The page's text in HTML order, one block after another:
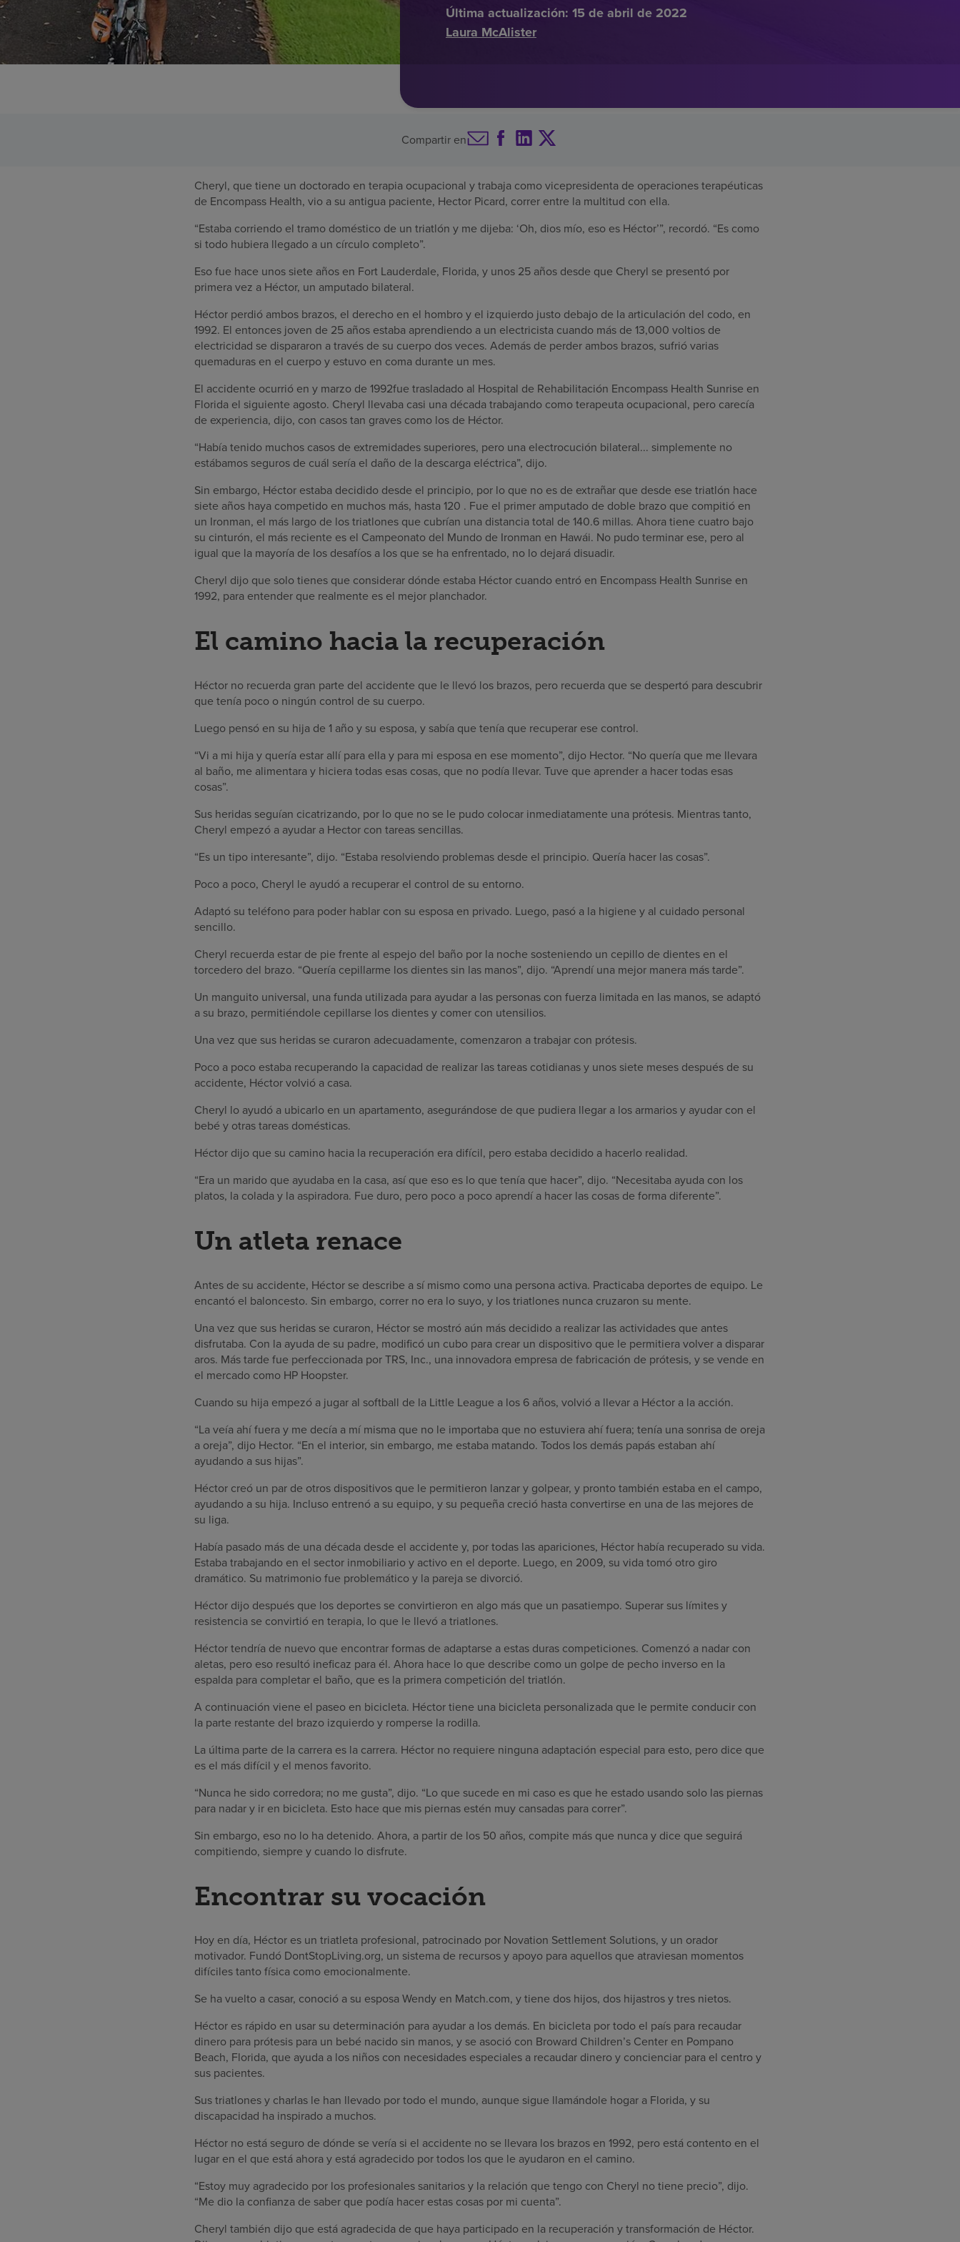
Última actualización: 15 de abril de 2022
Laura McAlister
Compartir en
Cheryl, que tiene un doctorado en terapia ocupacional y trabaja como vicepresidenta de operaciones terapéuticas
de Encompass Health, vio a su antigua paciente, Hector Picard, correr entre la multitud con ella.
“Estaba corriendo el tramo doméstico de un triatlón y me dijeba: ‘Oh, dios mío, eso es Héctor’”, recordó. “Es como
si todo hubiera llegado a un círculo completo”.
Eso fue hace unos siete años en Fort Lauderdale, Florida, y unos 25 años desde que Cheryl se presentó por
primera vez a Héctor, un amputado bilateral.
Héctor perdió ambos brazos, el derecho en el hombro y el izquierdo justo debajo de la articulación del codo, en
1992. El entonces joven de 25 años estaba aprendiendo a un electricista cuando más de 13,000 voltios de
electricidad se dispararon a través de su cuerpo dos veces. Además de perder ambos brazos, sufrió varias
quemaduras en el cuerpo y estuvo en coma durante un mes.
El accidente ocurrió en y marzo de 1992fue trasladado al Hospital de Rehabilitación Encompass Health Sunrise en
Florida el siguiente agosto. Cheryl llevaba casi una década trabajando como terapeuta ocupacional, pero carecía
de experiencia, dijo, con casos tan graves como los de Héctor.
“Había tenido muchos casos de extremidades superiores, pero una electrocución bilateral... simplemente no
estábamos seguros de cuál sería el daño de la descarga eléctrica”, dijo.
Sin embargo, Héctor estaba decidido desde el principio, por lo que no es de extrañar que desde ese triatlón hace
siete años haya competido en muchos más, hasta 120 . Fue el primer amputado de doble brazo que compitió en
un Ironman, el más largo de los triatlones que cubrían una distancia total de 140.6 millas. Ahora tiene cuatro bajo
su cinturón, el más reciente es el Campeonato del Mundo de Ironman en Hawái. No pudo terminar ese, pero al
igual que la mayoría de los desafíos a los que se ha enfrentado, no lo dejará disuadir.
Cheryl dijo que solo tienes que considerar dónde estaba Héctor cuando entró en Encompass Health Sunrise en
1992, para entender que realmente es el mejor planchador.
El camino hacia la recuperación
Héctor no recuerda gran parte del accidente que le llevó los brazos, pero recuerda que se despertó para descubrir
que tenía poco o ningún control de su cuerpo.
Luego pensó en su hija de 1 año y su esposa, y sabía que tenía que recuperar ese control.
“Vi a mi hija y quería estar allí para ella y para mi esposa en ese momento”, dijo Hector. “No quería que me llevara
al baño, me alimentara y hiciera todas esas cosas, que no podía llevar. Tuve que aprender a hacer todas esas
cosas”.
Sus heridas seguían cicatrizando, por lo que no se le pudo colocar inmediatamente una prótesis. Mientras tanto,
Cheryl empezó a ayudar a Hector con tareas sencillas.
“Es un tipo interesante”, dijo. “Estaba resolviendo problemas desde el principio. Quería hacer las cosas”.
Poco a poco, Cheryl le ayudó a recuperar el control de su entorno.
Adaptó su teléfono para poder hablar con su esposa en privado. Luego, pasó a la higiene y al cuidado personal
sencillo.
Cheryl recuerda estar de pie frente al espejo del baño por la noche sosteniendo un cepillo de dientes en el
torcedero del brazo. “Quería cepillarme los dientes sin las manos”, dijo. “Aprendí una mejor manera más tarde”.
Un manguito universal, una funda utilizada para ayudar a las personas con fuerza limitada en las manos, se adaptó
a su brazo, permitiéndole cepillarse los dientes y comer con utensilios.
Una vez que sus heridas se curaron adecuadamente, comenzaron a trabajar con prótesis.
Poco a poco estaba recuperando la capacidad de realizar las tareas cotidianas y unos siete meses después de su
accidente, Héctor volvió a casa.
Cheryl lo ayudó a ubicarlo en un apartamento, asegurándose de que pudiera llegar a los armarios y ayudar con el
bebé y otras tareas domésticas.
Héctor dijo que su camino hacia la recuperación era difícil, pero estaba decidido a hacerlo realidad.
“Era un marido que ayudaba en la casa, así que eso es lo que tenía que hacer”, dijo. “Necesitaba ayuda con los
platos, la colada y la aspiradora. Fue duro, pero poco a poco aprendí a hacer las cosas de forma diferente”.
Un atleta renace
Antes de su accidente, Héctor se describe a sí mismo como una persona activa. Practicaba deportes de equipo. Le
encantó el baloncesto. Sin embargo, correr no era lo suyo, y los triatlones nunca cruzaron su mente.
Una vez que sus heridas se curaron, Héctor se mostró aún más decidido a realizar las actividades que antes
disfrutaba. Con la ayuda de su padre, modificó un cubo para crear un dispositivo que le permitiera volver a disparar
aros. Más tarde fue perfeccionada por TRS, Inc., una innovadora empresa de fabricación de prótesis, y se vende en
el mercado como HP Hoopster.
Cuando su hija empezó a jugar al softball de la Little League a los 6 años, volvió a llevar a Héctor a la acción.
“La veía ahí fuera y me decía a mí misma que no le importaba que no estuviera ahí fuera; tenía una sonrisa de oreja
a oreja”, dijo Hector. “En el interior, sin embargo, me estaba matando. Todos los demás papás estaban ahí
ayudando a sus hijas”.
Héctor creó un par de otros dispositivos que le permitieron lanzar y golpear, y pronto también estaba en el campo,
ayudando a su hija. Incluso entrenó a su equipo, y su pequeña creció hasta convertirse en una de las mejores de
su liga.
Había pasado más de una década desde el accidente y, por todas las apariciones, Héctor había recuperado su vida.
Estaba trabajando en el sector inmobiliario y activo en el deporte. Luego, en 2009, su vida tomó otro giro
dramático. Su matrimonio fue problemático y la pareja se divorció.
Héctor dijo después que los deportes se convirtieron en algo más que un pasatiempo. Superar sus límites y
resistencia se convirtió en terapia, lo que le llevó a triatlones.
Héctor tendría de nuevo que encontrar formas de adaptarse a estas duras competiciones. Comenzó a nadar con
aletas, pero eso resultó ineficaz para él. Ahora hace lo que describe como un golpe de pecho inverso en la
espalda para completar el baño, que es la primera competición del triatlón.
A continuación viene el paseo en bicicleta. Héctor tiene una bicicleta personalizada que le permite conducir con
la parte restante del brazo izquierdo y romperse la rodilla.
La última parte de la carrera es la carrera. Héctor no requiere ninguna adaptación especial para esto, pero dice que
es el más difícil y el menos favorito.
“Nunca he sido corredora; no me gusta”, dijo. “Lo que sucede en mi caso es que he estado usando solo las piernas
para nadar y ir en bicicleta. Esto hace que mis piernas estén muy cansadas para correr”.
Sin embargo, eso no lo ha detenido. Ahora, a partir de los 50 años, compite más que nunca y dice que seguirá
compitiendo, siempre y cuando lo disfrute.
Encontrar su vocación
Hoy en día, Héctor es un triatleta profesional, patrocinado por Novation Settlement Solutions, y un orador
motivador. Fundó DontStopLiving.org, un sistema de recursos y apoyo para aquellos que atraviesan momentos
difíciles tanto física como emocionalmente.
Se ha vuelto a casar, conoció a su esposa Wendy en Match.com, y tiene dos hijos, dos hijastros y tres nietos.
Héctor es rápido en usar su determinación para ayudar a los demás. En bicicleta por todo el país para recaudar
dinero para prótesis para un bebé nacido sin manos, y se asoció con Broward Children’s Center en Pompano
Beach, Florida, que ayuda a los niños con necesidades especiales a recaudar dinero y concienciar para el centro y
sus pacientes.
Sus triatlones y charlas le han llevado por todo el mundo, aunque sigue llamándole hogar a Florida, y su
discapacidad ha inspirado a muchos.
Héctor no está seguro de dónde se vería si el accidente no se llevara los brazos en 1992, pero está contento en el
lugar en el que está ahora y está agradecido por todos los que le ayudaron en el camino.
“Estoy muy agradecido por los profesionales sanitarios y la relación que tengo con Cheryl no tiene precio”, dijo.
“Me dio la confianza de saber que podía hacer estas cosas por mi cuenta”.
Cheryl también dijo que está agradecida de que haya participado en la recuperación y transformación de Héctor.